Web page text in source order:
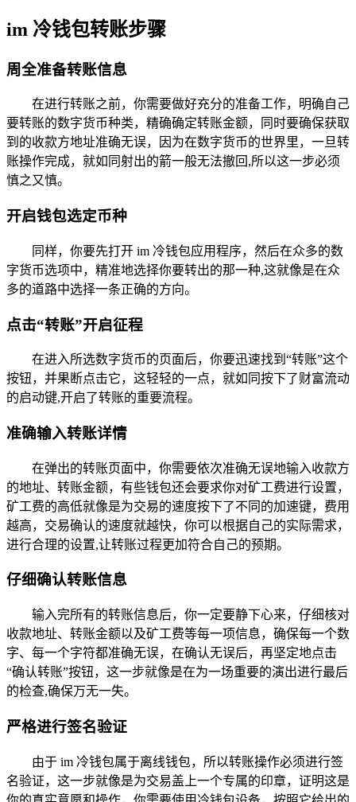
im 冷钱包转账步骤
周全准备转账信息
在进行转账之前，你需要做好充分的准备工作，明确自己
要转账的数字货币种类，精确确定转账金额，同时要确保获取
到的收款方地址准确无误，因为在数字货币的世界里，一旦转
账操作完成，就如同射出的箭一般无法撤回,所以这一步必须
慎之又慎。
开启钱包选定币种
同样，你要先打开 im 冷钱包应用程序，然后在众多的数
字货币选项中，精准地选择你要转出的那一种,这就像是在众
多的道路中选择一条正确的方向。
点击“转账”开启征程
在进入所选数字货币的页面后，你要迅速找到“转账”这个
按钮，并果断点击它，这轻轻的一点，就如同按下了财富流动
的启动键,开启了转账的重要流程。
准确输入转账详情
在弹出的转账页面中，你需要依次准确无误地输入收款方
的地址、转账金额，有些钱包还会要求你对矿工费进行设置，
矿工费的高低就像是为交易的速度按下了不同的加速键，费用
越高，交易确认的速度就越快，你可以根据自己的实际需求，
进行合理的设置,让转账过程更加符合自己的预期。
仔细确认转账信息
输入完所有的转账信息后，你一定要静下心来，仔细核对
收款地址、转账金额以及矿工费等每一项信息，确保每一个数
字、每一个字符都准确无误，在确认无误后，再坚定地点击
“确认转账”按钮，这一步就像是在为一场重要的演出进行最后
的检查,确保万无一失。
严格进行签名验证
由于 im 冷钱包属于离线钱包，所以转账操作必须进行签
名验证，这一步就像是为交易盖上一个专属的印章，证明这是